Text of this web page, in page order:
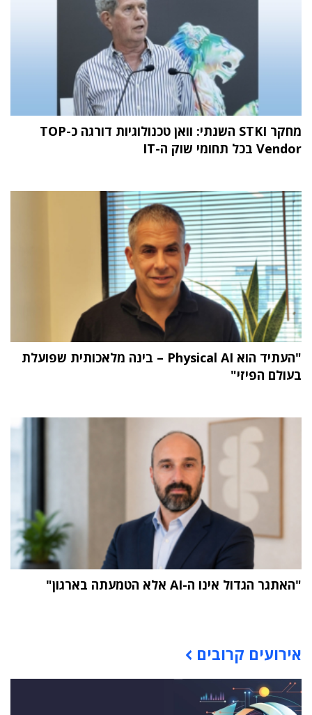
מחקר STKI השנתי: וואן טכנולוגיות דורגה כ-TOP
Vendor בכל תחומי שוק ה-IT
"העתיד הוא Physical AI – בינה מלאכותית שפועלת
בעולם הפיזי"
"האתגר הגדול אינו ה-AI אלא הטמעתה בארגון"
אירועים קרובים